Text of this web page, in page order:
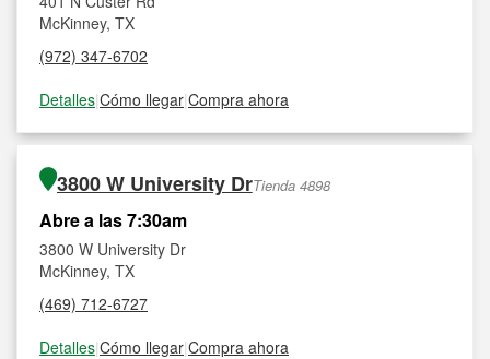
McKinney, TX
(972) 347-6702
Detalles|Cómo llegar|Compra ahora
3800 W University DrTienda 4898
Abre a las 7:30am
3800 W University Dr
McKinney, TX
(469) 712-6727
Detalles|Cómo llegar|Compra ahora